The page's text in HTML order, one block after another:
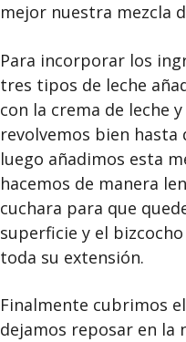
mejor nuestra mezcla
Para incorporar los
tres tipos de leche
con la crema de leche
revolvemos bien
luego añadimos esta
hacemos de manera
cuchara para que
superficie y el
toda su extensión.
Finalmente cubrimos
dejamos reposar en la